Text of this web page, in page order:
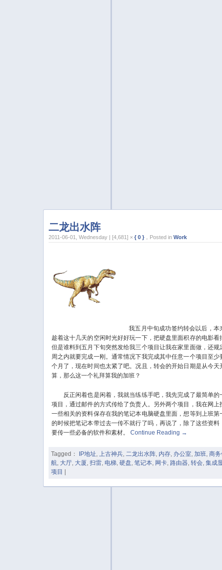
二龙出水阵
2011-06-01, Wednesday | [4,681] ×{ 0 } ，Posted inWork
我五月中旬成功签约转会以后，本
趁着这十几天的空闲时光好好玩一下，把硬盘里面积存的电影看
但是谁料到五月下旬突然发给我三个项目让我在家里面做，还规
周之内就要完成一刚。通常情况下我完成其中任意一个项目至少
个月了，现在时间也太紧了吧。况且，转会的开始日期是从今天
算，那么这一个礼拜算我的加班？
反正闲着也是闲着，我就当练练手吧，我先完成了最简单的
项目，通过邮件的方式传给了负责人。另外两个项目，我在网上
一些相关的资料保存在我的笔记本电脑硬盘里面，想等到上班第
的时候把笔记本带过去一传不就行了吗，再说了，除了这些资料
要传一些必备的软件和素材。
Continue Reading →
Tagged： IP地址,上古神兵,二龙出水阵, 内存, 办公室,加班,商
航, 大厅, 大厦,扫雷, 电梯,硬盘,笔记本, 网卡,路由器,转会,集成
项目